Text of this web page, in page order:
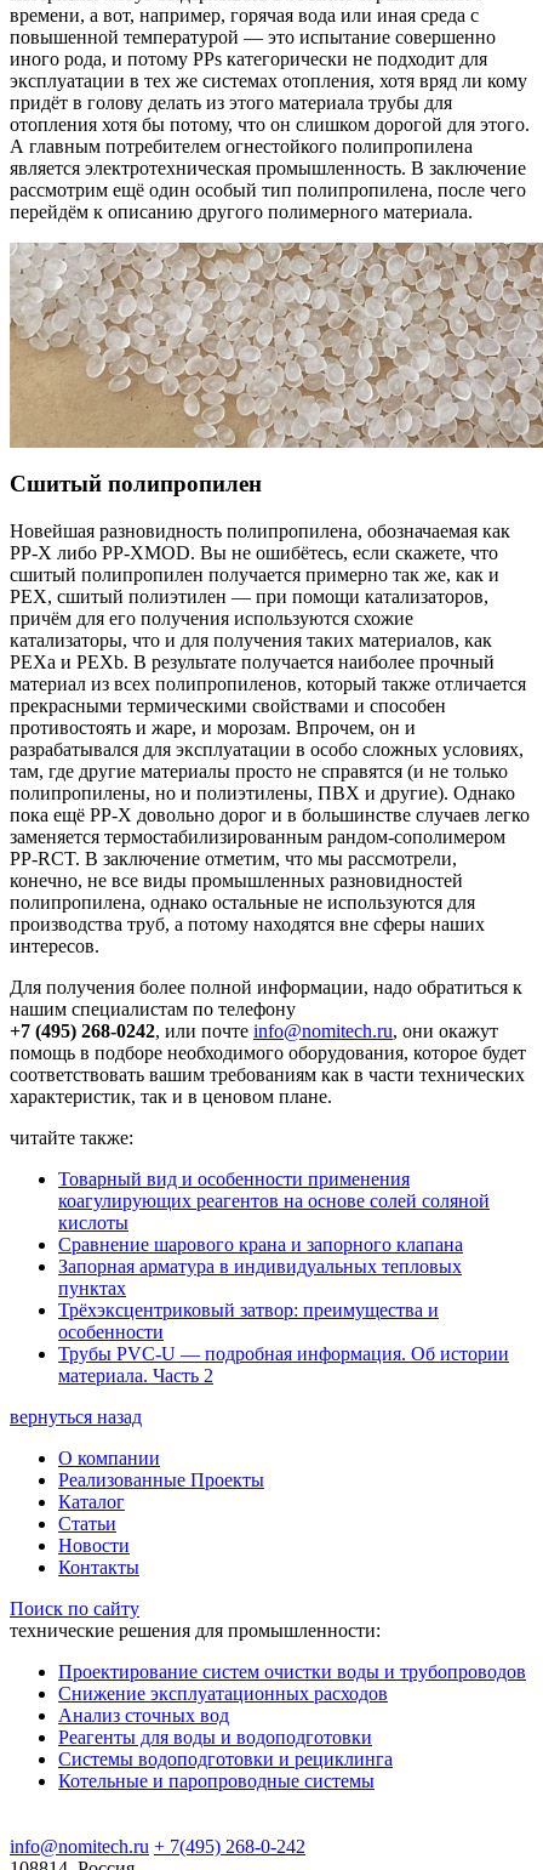
времени, а вот, например, горячая вода или иная среда с
повышенной температурой — это испытание совершенно
иного рода, и потому PPs категорически не подходит для
эксплуатации в тех же системах отопления, хотя вряд ли кому
придёт в голову делать из этого материала трубы для
отопления хотя бы потому, что он слишком дорогой для этого.
А главным потребителем огнестойкого полипропилена
является электротехническая промышленность. В заключение
рассмотрим ещё один особый тип полипропилена, после чего
перейдём к описанию другого полимерного материала.
Сшитый полипропилен
Новейшая разновидность полипропилена, обозначаемая как
PP-X либо PP-XMOD. Вы не ошибётесь, если скажете, что
сшитый полипропилен получается примерно так же, как и
PEX, сшитый полиэтилен — при помощи катализаторов,
причём для его получения используются схожие
катализаторы, что и для получения таких материалов, как
PEXa и PEXb. В результате получается наиболее прочный
материал из всех полипропиленов, который также отличается
прекрасными термическими свойствами и способен
противостоять и жаре, и морозам. Впрочем, он и
разрабатывался для эксплуатации в особо сложных условиях,
там, где другие материалы просто не справятся (и не только
полипропилены, но и полиэтилены, ПВХ и другие). Однако
пока ещё PP-X довольно дорог и в большинстве случаев легко
заменяется термостабилизированным рандом-сополимером
PP-RCT. В заключение отметим, что мы рассмотрели,
конечно, не все виды промышленных разновидностей
полипропилена, однако остальные не используются для
производства труб, а потому находятся вне сферы наших
интересов.
Для получения более полной информации, надо обратиться к
нашим специалистам по телефону
+7 (495) 268-0242, или почте info@nomitech.ru, они окажут
помощь в подборе необходимого оборудования, которое будет
соответствовать вашим требованиям как в части технических
характеристик, так и в ценовом плане.
читайте также:
Товарный вид и особенности применения
коагулирующих реагентов на основе солей соляной
кислоты
Сравнение шарового крана и запорного клапана
Запорная арматура в индивидуальных тепловых
пунктах
Трёхэксцентриковый затвор: преимущества и
особенности
Трубы PVC-U — подробная информация. Об истории
материала. Часть 2
вернуться назад
О компании
Реализованные Проекты
Каталог
Статьи
Новости
Контакты
Поиск по сайту
технические решения для промышленности:
Проектирование систем очистки воды и трубопроводов
Снижение эксплуатационных расходов
Анализ сточных вод
Реагенты для воды и водоподготовки
Системы водоподготовки и рециклинга
Котельные и паропроводные системы
info@nomitech.ru + 7(495) 268-0-242